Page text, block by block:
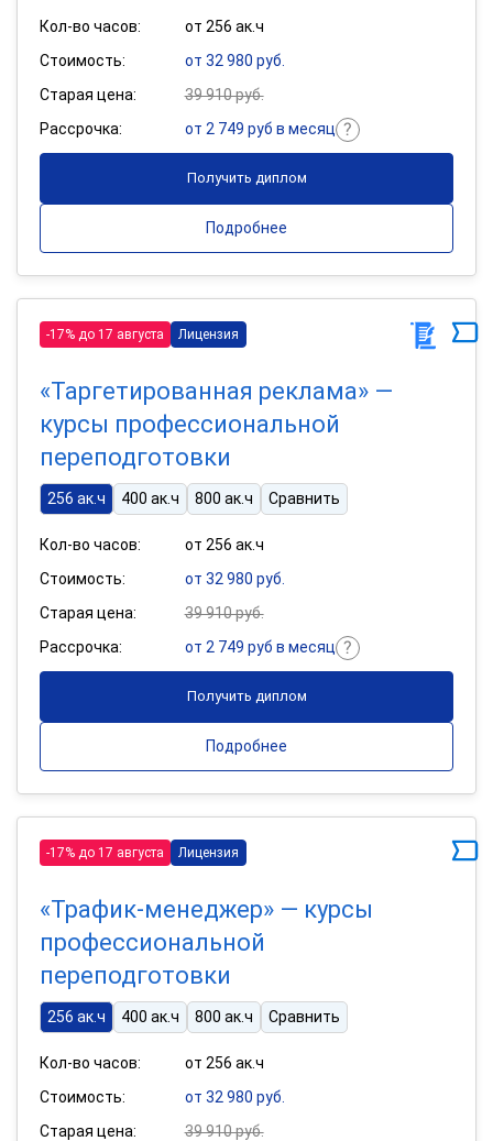
Кол-во часов:
от 256 ак.ч
Стоимость:
от 32 980 руб.
Старая цена:
39 910 руб.
Рассрочка:
от 2 749 руб в месяц
Получить диплом
Подробнее
-17% до 17 августа Лицензия
«Таргетированная реклама» —
курсы профессиональной
переподготовки
256 ак.ч 400 ак.ч 800 ак.ч Сравнить
Кол-во часов:
от 256 ак.ч
Стоимость:
от 32 980 руб.
Старая цена:
39 910 руб.
Рассрочка:
от 2 749 руб в месяц
Получить диплом
Подробнее
-17% до 17 августа Лицензия
«Трафик-менеджер» — курсы
профессиональной
переподготовки
256 ак.ч 400 ак.ч 800 ак.ч Сравнить
Кол-во часов:
от 256 ак.ч
Стоимость:
от 32 980 руб.
Старая цена:
39 910 руб.